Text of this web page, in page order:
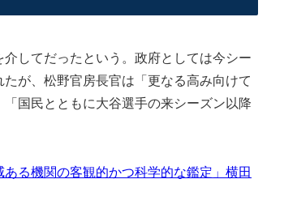
してだったという。政府としては今シー
が、松野官房長官は「更なる高み向けて
国民とともに大谷選手の来シーズン以降
る機関の客観的かつ科学的な鑑定」横田